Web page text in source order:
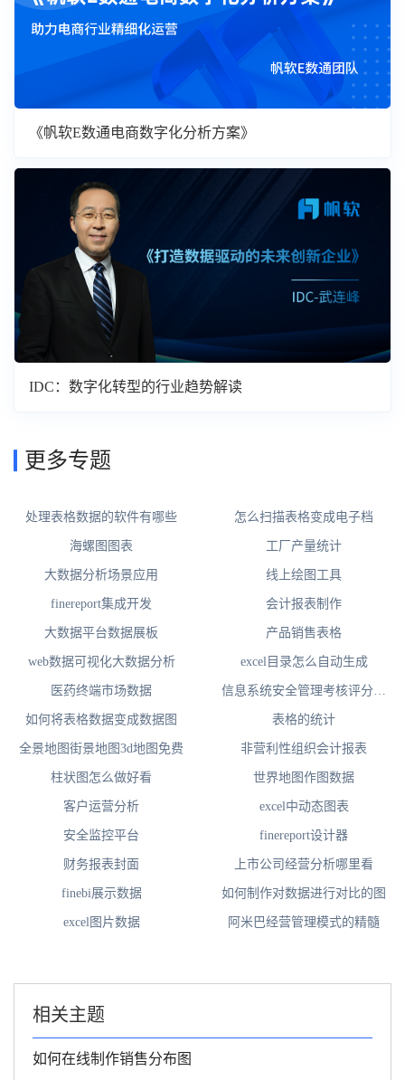
《帆软E数通电商数字化分析方案》
IDC：数字化转型的行业趋势解读
更多专题
处理表格数据的软件有哪些 怎么扫描表格变成电子档
海螺图图表 工厂产量统计
大数据分析场景应用 线上绘图工具
finereport集成开发 会计报表制作
大数据平台数据展板 产品销售表格
web数据可视化大数据分析 excel目录怎么自动生成
医药终端市场数据
信息系统安全管理考核评分可
如何将表格数据变成数据图
表格的统计
全景地图街景地图3d地图免费 非营利性组织会计报表
柱状图怎么做好看 世界地图作图数据
客户运营分析 excel中动态图表
安全监控平台 finereport设计器
财务报表封面 上市公司经营分析哪里看
finebi展示数据 如何制作对数据进行对比的图
excel图片数据 阿米巴经营管理模式的精髓
相关主题
如何在线制作销售分布图